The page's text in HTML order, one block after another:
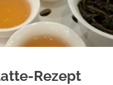
Rezept